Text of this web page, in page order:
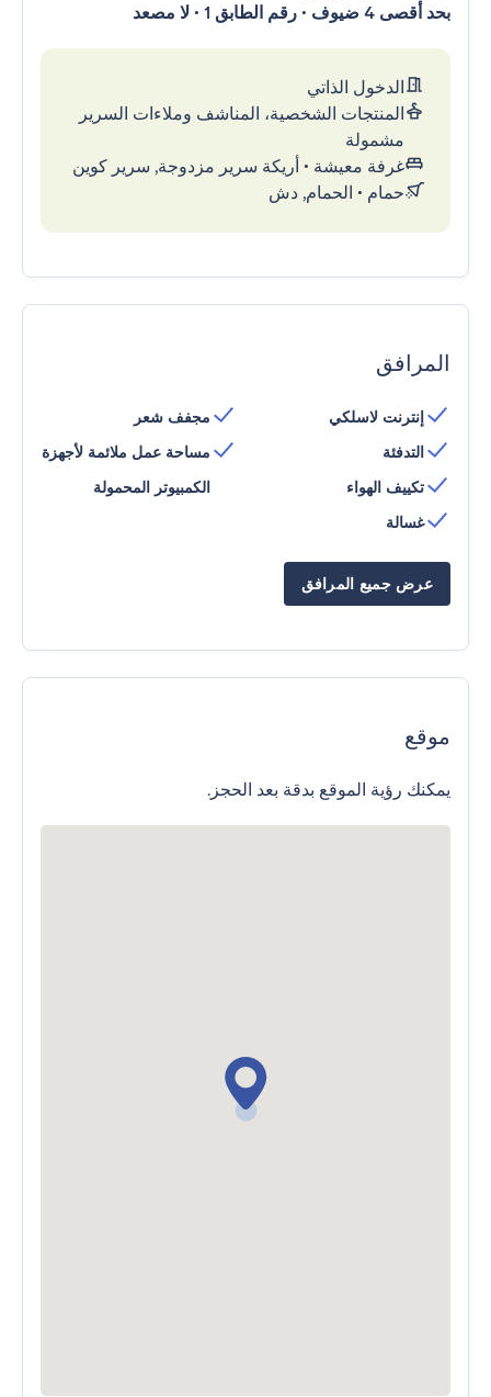
بحد أقصى 4 ضيوف • رقم الطابق 1 • لا مصعد
الدخول الذاتي
المنتجات الشخصية، المناشف وملاءات السرير
مشمولة
غرفة معيشة • أريكة سرير مزدوجة, سرير كوين
حمام • الحمام, دش
المرافق
إنترنت لاسلكي
التدفئة
تكييف الهواء
غسالة
مجفف شعر
مساحة عمل ملائمة لأجهزة
الكمبيوتر المحمولة
عرض جميع المرافق
موقع
يمكنك رؤية الموقع بدقة بعد الحجز.